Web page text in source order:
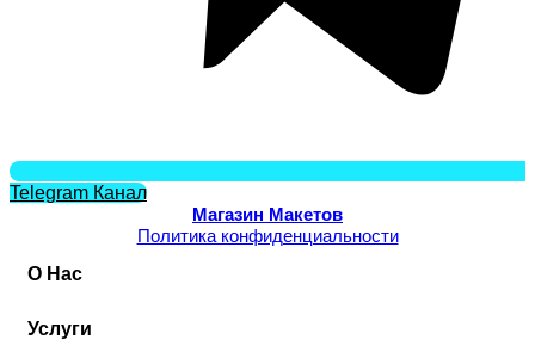
Telegram Канал
Магазин Макетов
Политика конфиденциальности
О Нас
Услуги